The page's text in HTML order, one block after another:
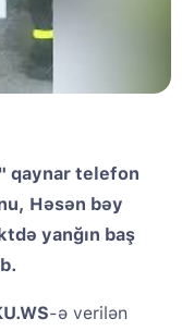
qaynar telefon
Həsən bəy
yanğın baş
-ə verilən